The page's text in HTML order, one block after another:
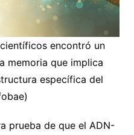
encontró un
memoria que implica
específica del
prueba de que el ADN-